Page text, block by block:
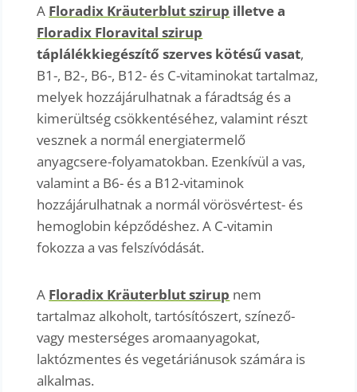
A Floradix Kräuterblut szirup illetve a
Floradix Floravital szirup
táplálékkiegészítő szerves kötésű vasat,
B1-, B2-, B6-, B12- és C-vitaminokat tartalmaz,
melyek hozzájárulhatnak a fáradtság és a
kimerültség csökkentéséhez, valamint részt
vesznek a normál energiatermelő
anyagcsere-folyamatokban. Ezenkívül a vas,
valamint a B6- és a B12-vitaminok
hozzájárulhatnak a normál vörösvértest- és
hemoglobin képződéshez. A C-vitamin
fokozza a vas felszívódását.
A Floradix Kräuterblut szirup nem
tartalmaz alkoholt, tartósítószert, színező-
vagy mesterséges aromaanyagokat,
laktózmentes és vegetáriánusok számára is
alkalmas.